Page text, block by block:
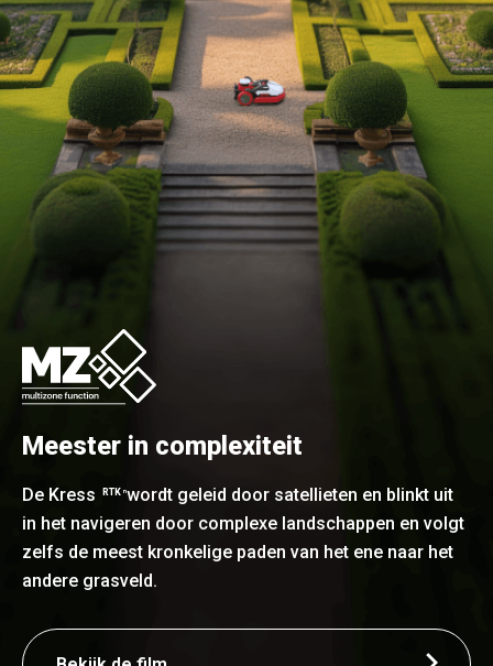
Meester in complexiteit
De Kress RTK nwordt geleid door satellieten en blinkt uit
in het navigeren door complexe landschappen en volgt
zelfs de meest kronkelige paden van het ene naar het
andere grasveld.